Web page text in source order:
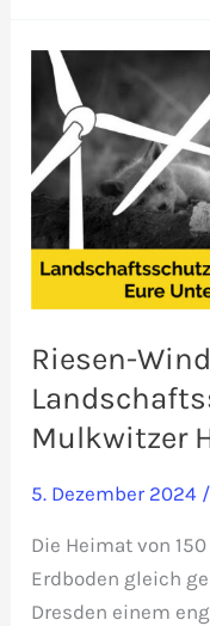
Riesenwindräder
Riesen-
Mulkwitzer
5. Dezember 2024 /
Die Heimat von
Erdboden gleich
Dresden einem